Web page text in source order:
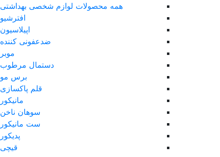
همه محصولات لوازم شخصی بهداشتی
افترشیو
اپیلاسیون
ضدعفونی کننده
موبر
دستمال مرطوب
برس مو
قلم پاکسازی
مانیکور
سوهان ناخن
ست مانیکور
پدیکور
قیچی